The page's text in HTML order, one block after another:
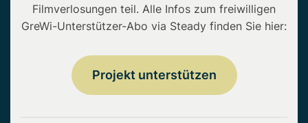
Filmverlosungen teil. Alle Infos zum freiwilligen
GreWi-Unterstützer-Abo via Steady finden Sie hier:
Projekt unterstützen